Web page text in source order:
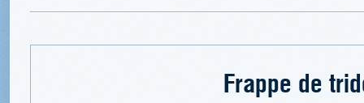
Frappe de